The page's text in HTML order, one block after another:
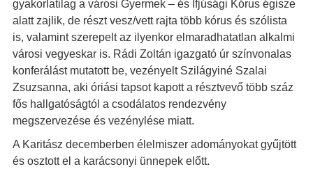
gyakorlatilag a városi Gyermek – és Ifjúsági Kórus égisze
alatt zajlik, de részt vesz/vett rajta több kórus és szólista
is, valamint szerepelt az ilyenkor elmaradhatatlan alkalmi
városi vegyeskar is. Rádi Zoltán igazgató úr színvonalas
konferálást mutatott be, vezényelt Szilágyiné Szalai
Zsuzsanna, aki óriási tapsot kapott a résztvevő több száz
fős hallgatóságtól a csodálatos rendezvény
megszervezése és vezénylése miatt.
A Karitász decemberben élelmiszer adományokat gyűjtött
és osztott el a karácsonyi ünnepek előtt.